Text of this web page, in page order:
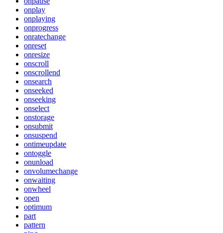
onplay
onplaying
onprogress
onratechange
onreset
onresize
onscroll
onscrollend
onsearch
onseeked
onseeking
onselect
onstorage
onsubmit
onsuspend
ontimeupdate
ontoggle
onunload
onvolumechange
onwaiting
onwheel
open
optimum
part
pattern